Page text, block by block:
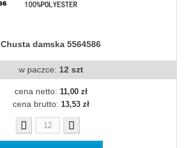
Chusta damska 5564586
w paczce: 12 szt
cena netto: 11,00 zł
cena brutto: 13,53 zł